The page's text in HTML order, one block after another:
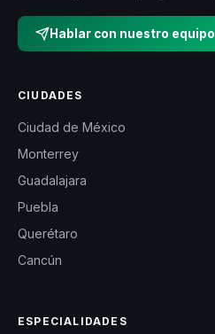
Hablar con nuestro equipo
CIUDADES
Ciudad de México
Monterrey
Guadalajara
Puebla
Querétaro
Cancún
ESPECIALIDADES